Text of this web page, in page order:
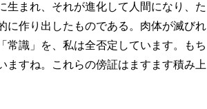
生まれ、それが進化して人間になり、た
に作り出したものである。肉体が滅びれ
常識」を、私は全否定しています。もち
ますね。これらの傍証はますます積み上